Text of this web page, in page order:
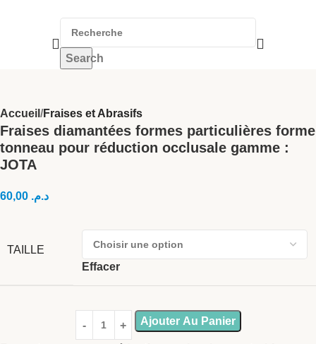
Search
Accueil Fraises et Abrasifs
Fraises diamantées formes particulières forme
tonneau pour réduction occlusale gamme :
JOTA
د.م.
TAILLE
Effacer
Ajouter Au Panier